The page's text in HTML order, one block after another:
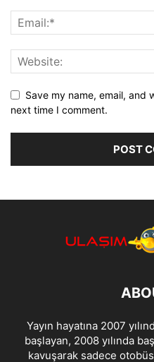
Save my name, email, and
next time I comment.
Yayın hayatına 2007
başlayan, 2008 yılında
kavuşarak sadece